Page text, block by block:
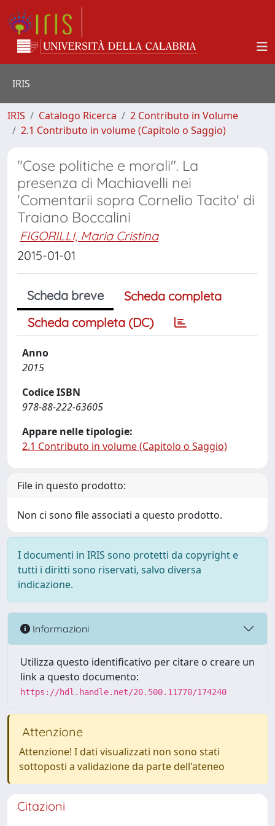
IRIS
IRIS Catalogo Ricerca
2 Contributo in Volume
2.1 Contributo in volume (Capitolo o Saggio)
"Cose politiche e morali". La
presenza di Machiavelli nei
'Comentarii sopra Cornelio Tacito' di
Traiano Boccalini
FIGORILLI, Maria Cristina
2015-01-01
Scheda breve
Scheda completa
Scheda completa (DC)
Anno
2015
Codice ISBN
978-88-222-63605
Appare nelle tipologie:
2.1 Contributo in volume (Capitolo o Saggio)
File in questo prodotto:
Non ci sono file associati a questo prodotto.
I documenti in IRIS sono protetti da copyright e
tutti i diritti sono riservati, salvo diversa
indicazione.
Informazioni
Utilizza questo identificativo per citare o creare un
link a questo documento:
https://hdl.handle.net/20.500.11770/174240
Attenzione
Attenzione! I dati visualizzati non sono stati
sottoposti a validazione da parte dell'ateneo
Citazioni